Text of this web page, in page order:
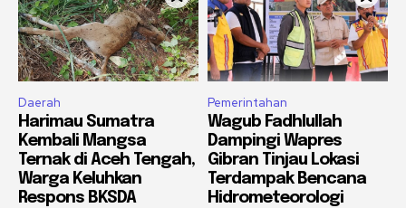
Daerah
Harimau Sumatra
Kembali Mangsa
Ternak di Aceh Tengah,
Warga Keluhkan
Respons BKSDA
Pemerintahan
Wagub Fadhlullah
Dampingi Wapres
Gibran Tinjau Lokasi
Terdampak Bencana
Hidrometeorologi